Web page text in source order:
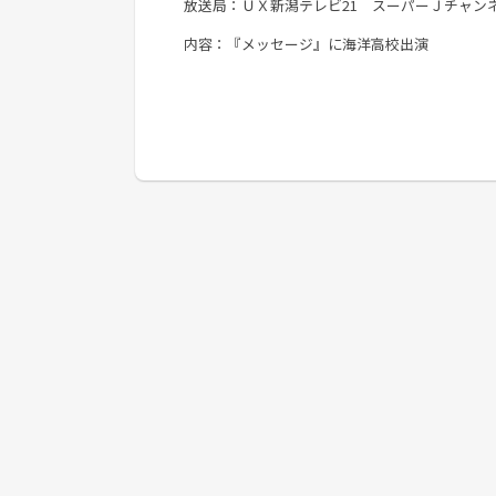
放送局：ＵＸ新潟テレビ21 スーパーＪチャン
内容：『メッセージ』に海洋高校出演